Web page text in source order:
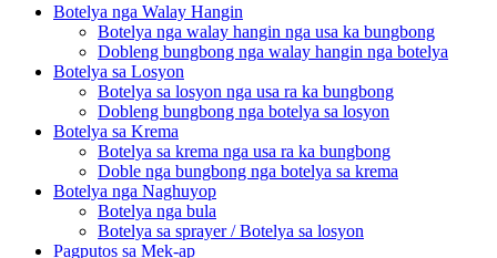
Botelya nga Walay Hangin
Botelya nga walay hangin nga usa ka bungbong
Dobleng bungbong nga walay hangin nga botelya
Botelya sa Losyon
Botelya sa losyon nga usa ra ka bungbong
Dobleng bungbong nga botelya sa losyon
Botelya sa Krema
Botelya sa krema nga usa ra ka bungbong
Doble nga bungbong nga botelya sa krema
Botelya nga Naghuyop
Botelya nga bula
Botelya sa sprayer / Botelya sa losyon
Pagputos sa Mek-ap